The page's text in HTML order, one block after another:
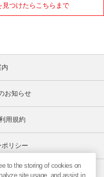
つけたらこちらまで
お知らせ
用規約
リシー
法
to the storing of cookies on
site usage, and assist in